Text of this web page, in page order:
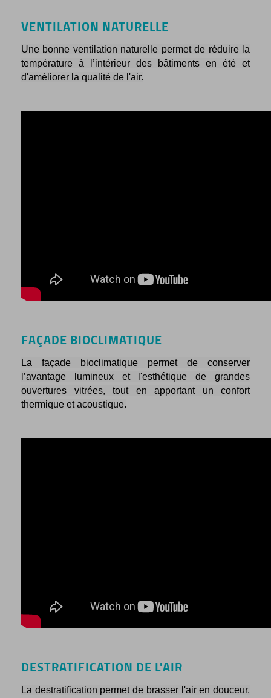
VENTILATION NATURELLE
Une bonne ventilation naturelle permet de réduire la
température à l’intérieur des bâtiments en été et
d'améliorer la qualité de l'air.
FAÇADE BIOCLIMATIQUE
La façade bioclimatique permet de conserver
l’avantage lumineux et l'esthétique de grandes
ouvertures vitrées, tout en apportant un confort
thermique et acoustique.
DESTRATIFICATION DE L'AIR
La destratification permet de brasser l'air en douceur.